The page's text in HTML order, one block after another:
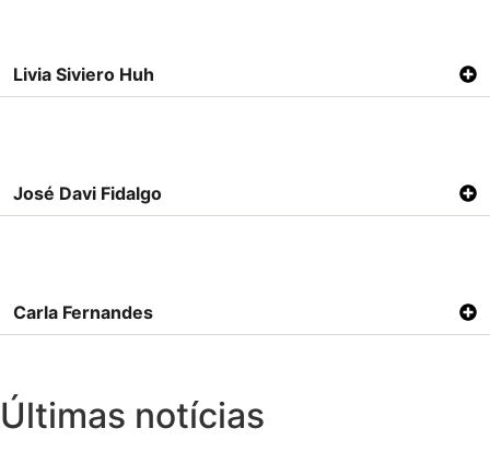
Livia Siviero Huh
José Davi Fidalgo
Carla Fernandes
Últimas notícias